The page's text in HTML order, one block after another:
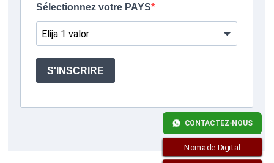
CONTACTEZ-NOUS
Nomade Digital